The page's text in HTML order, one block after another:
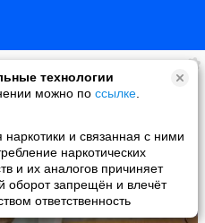
технологии
можно по ссылке
наркотики и связанная с ними
наркотических
и их аналогов причиняет
оборот запрещён и влечёт
ответственность